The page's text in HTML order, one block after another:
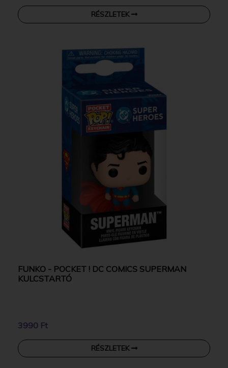
RÉSZLETEK
FUNKO - POCKET ! DC COMICS SUPERMAN
KULCSTARTÓ
3990 Ft
RÉSZLETEK